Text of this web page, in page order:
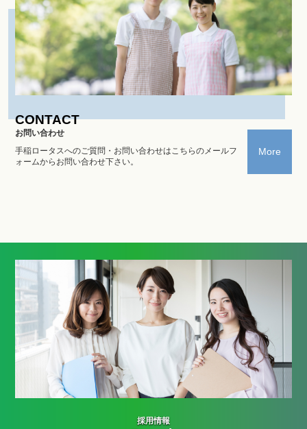
CONTACT
お問い合わせ
手稲ロータスへのご質問・お問い合わせはこちらのメールフ
ォームからお問い合わせ下さい。
More
採用情報